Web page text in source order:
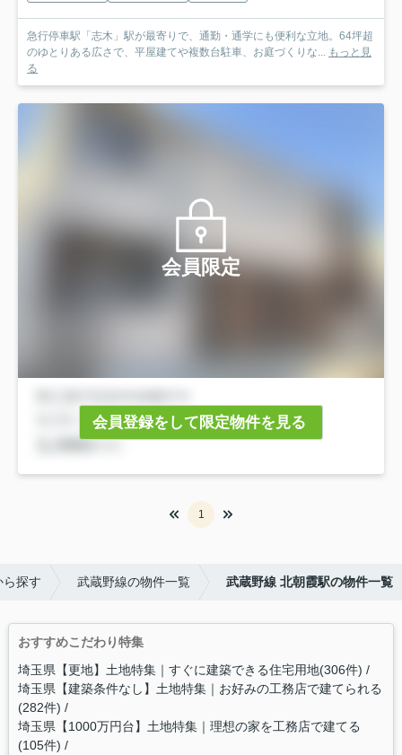
急行停車駅「志木」駅が最寄りで、通勤・通学にも便利な立地。64坪超
のゆとりある広さで、平屋建てや複数台駐車、お庭づくりな...
もっと見
る
会員限定
会員登録をして限定物件を見る
1
ら探す 武蔵野線の物件一覧 武蔵野線 北朝霞駅の物件一覧
おすすめこだわり特集
埼玉県【更地】土地特集｜すぐに建築できる住宅用地(306件)
埼玉県【建築条件なし】土地特集｜お好みの工務店で建てられる
(282件)
埼玉県【1000万円台】土地特集｜理想の家を工務店で建てる
(105件)